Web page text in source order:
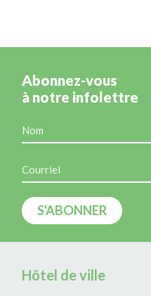
Abonnez-vous
à notre infolettre
Hôtel de ville